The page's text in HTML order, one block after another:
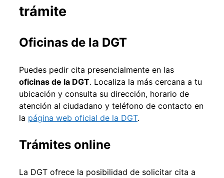
trámite
Oficinas de la DGT
Puedes pedir cita presencialmente en las
oficinas de la DGT. Localiza la más cercana a tu
ubicación y consulta su dirección, horario de
atención al ciudadano y teléfono de contacto en
la página web oficial de la DGT.
Trámites online
La DGT ofrece la posibilidad de solicitar cita a